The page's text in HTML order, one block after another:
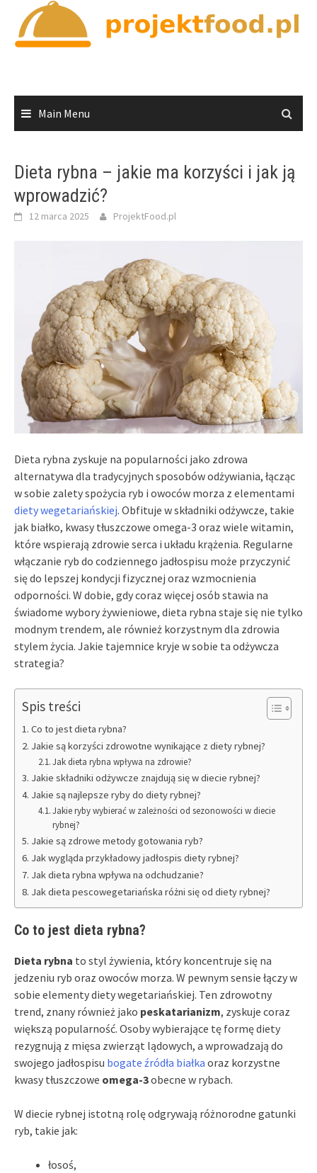
content
Main Menu
Dieta rybna – jakie ma korzyści i jak ją
wprowadzić?
12 marca 2025 ProjektFood.pl
Dieta rybna zyskuje na popularności jako zdrowa
alternatywa dla tradycyjnych sposobów odżywiania, łącząc
w sobie zalety spożycia ryb i owoców morza z elementami
diety wegetariańskiej. Obfituje w składniki odżywcze, takie
jak białko, kwasy tłuszczowe omega-3 oraz wiele witamin,
które wspierają zdrowie serca i układu krążenia. Regularne
włączanie ryb do codziennego jadłospisu może przyczynić
się do lepszej kondycji fizycznej oraz wzmocnienia
odporności. W dobie, gdy coraz więcej osób stawia na
świadome wybory żywieniowe, dieta rybna staje się nie tylko
modnym trendem, ale również korzystnym dla zdrowia
stylem życia. Jakie tajemnice kryje w sobie ta odżywcza
strategia?
Spis treści
Co to jest dieta rybna?
Jakie są korzyści zdrowotne wynikające z diety rybnej?
Jak dieta rybna wpływa na zdrowie?
Jakie składniki odżywcze znajdują się w diecie rybnej?
Jakie są najlepsze ryby do diety rybnej?
Jakie ryby wybierać w zależności od sezonowości w diecie
rybnej?
Jakie są zdrowe metody gotowania ryb?
Jak wygląda przykładowy jadłospis diety rybnej?
Jak dieta rybna wpływa na odchudzanie?
Jak dieta pescowegetariańska różni się od diety rybnej?
Co to jest dieta rybna?
Dieta rybna to styl żywienia, który koncentruje się na
jedzeniu ryb oraz owoców morza. W pewnym sensie łączy w
sobie elementy diety wegetariańskiej. Ten zdrowotny
trend, znany również jako peskatarianizm, zyskuje coraz
większą popularność. Osoby wybierające tę formę diety
rezygnują z mięsa zwierząt lądowych, a wprowadzają do
swojego jadłospisu bogate źródła białka oraz korzystne
kwasy tłuszczowe omega-3obecne w rybach.
W diecie rybnej istotną rolę odgrywają różnorodne gatunki
ryb, takie jak:
łosoś,